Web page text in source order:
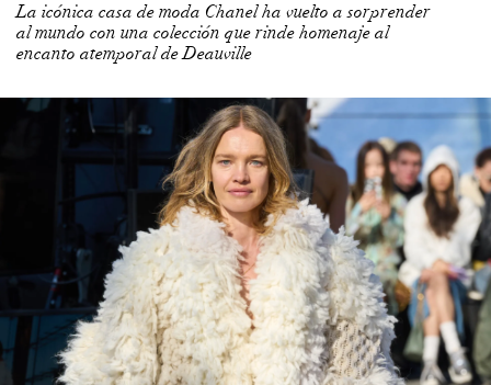
al mundo con una colección que rinde homenaje al
encanto atemporal de Deauville